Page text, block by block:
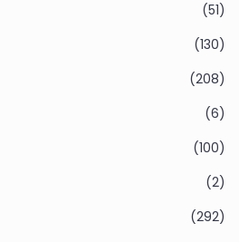
(51)
(130)
(208)
(6)
(100)
(2)
(292)